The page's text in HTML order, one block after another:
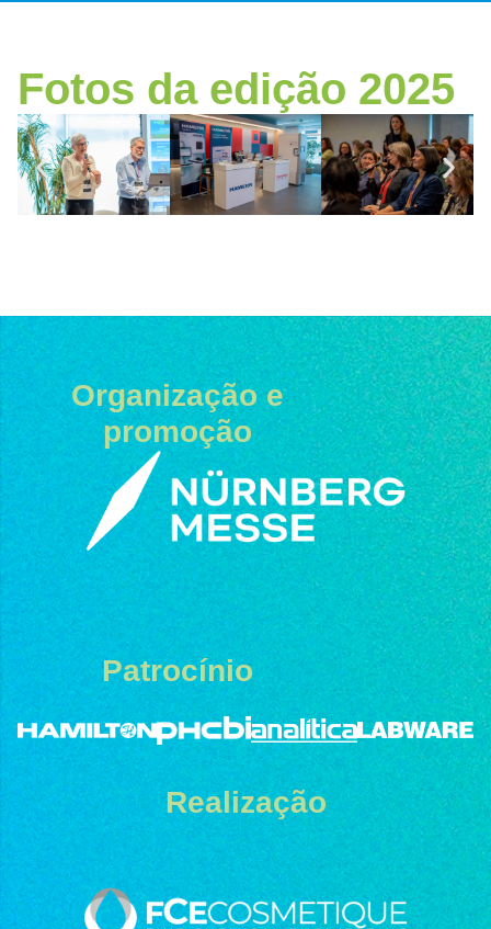
Fotos da edição 2025
Organização e
promoção
Patrocínio
Realização